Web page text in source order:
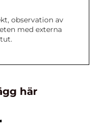
observation av
med externa
här